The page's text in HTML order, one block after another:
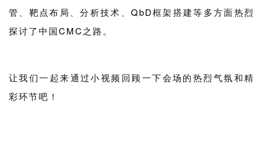
管、 靶点布局、分析技术、 QbD框架搭建等多方面热烈
探讨了中国CMC之路。
让我们一起来通过小视频回顾一下会场的热烈气氛和精
彩环节吧！